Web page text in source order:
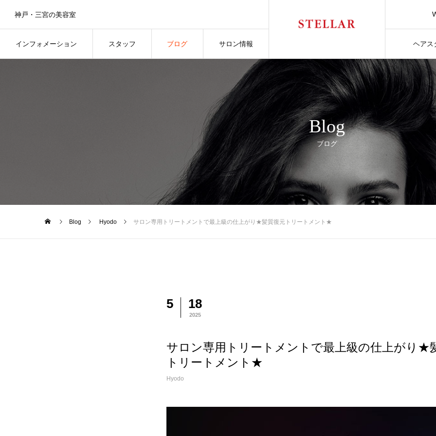
インフォメーション スタッフ ブログ サロン情報 ヘアス
神戸・三宮の美容室
Blog
ブログ
Blog Hyodo サロン専用トリートメントで最上級の仕上がり★髪質復元トリートメント★
5 18
2025
サロン専用トリートメントで最上級の仕上がり★
トリートメント★
Hyodo